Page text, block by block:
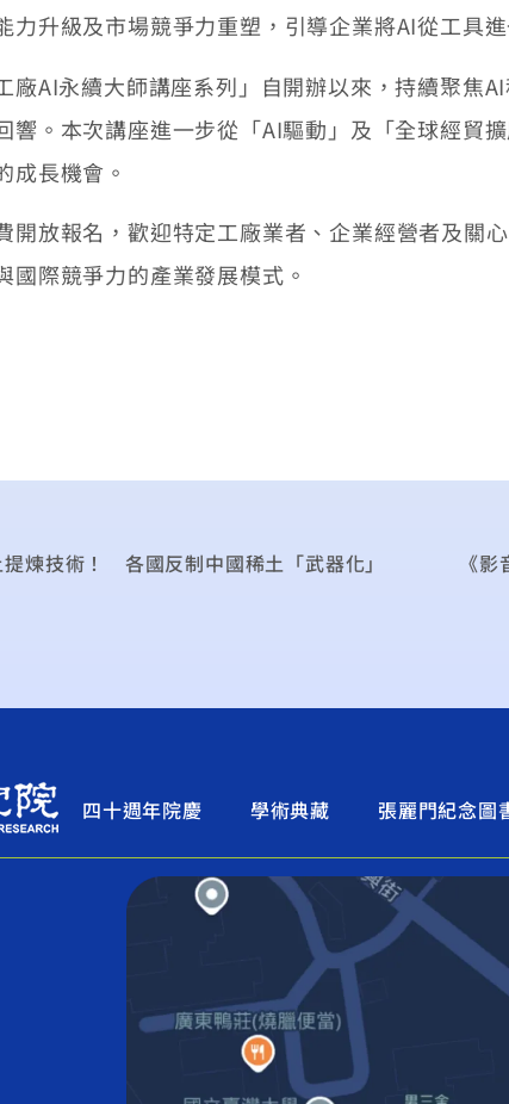
力升級及市場競爭力重塑，引導企業將AI從工具
廠AI永續大師講座系列」自開辦以來，持續聚焦
響。本次講座進一步從「AI驅動」及「全球經貿
成長機會。
開放報名，歡迎特定工廠業者、企業經營者及關
國際競爭力的產業發展模式。
提煉技術！ 各國反制中國稀土「武器化」
四十週年院慶 學術典藏 張麗門紀念圖